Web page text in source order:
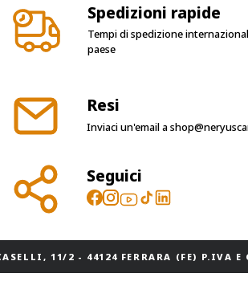
Spedizioni rapide
Tempi di spedizione
paese
Resi
Inviaci un'email a
Seguici
11/2 - 44124 FERRARA (FE) P.IVA E